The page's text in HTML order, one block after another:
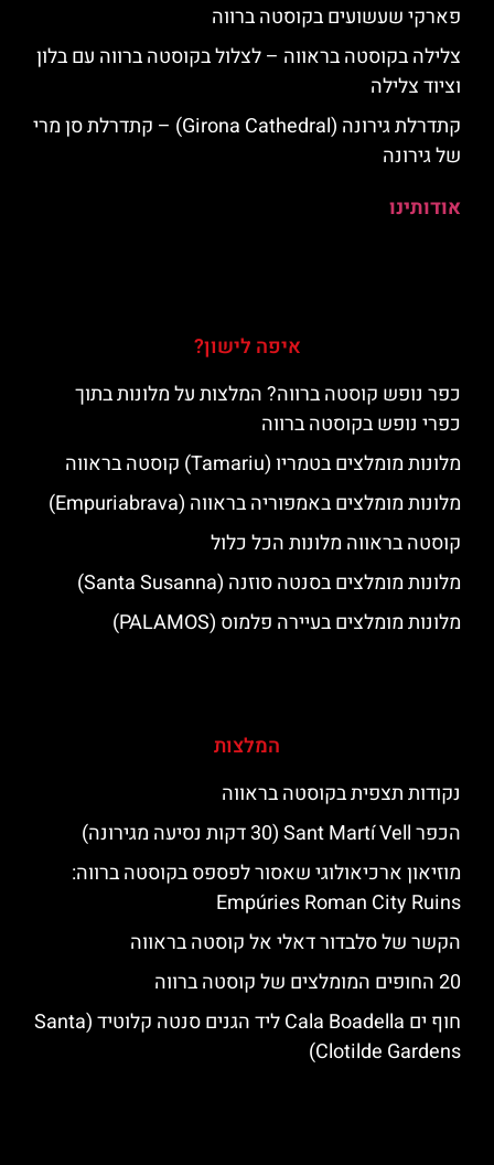
פארקי שעשועים בקוסטה ברווה
צלילה בקוסטה בראווה – לצלול בקוסטה ברווה עם בלון
וציוד צלילה
קתדרלת גירונה (Girona Cathedral) – קתדרלת סן מרי
של גירונה
אודותינו
איפה לישון?
כפר נופש קוסטה ברווה? המלצות על מלונות בתוך
כפרי נופש בקוסטה ברווה
מלונות מומלצים בטמריו (Tamariu) קוסטה בראווה
מלונות מומלצים באמפוריה בראווה (Empuriabrava)
קוסטה בראווה מלונות הכל כלול
מלונות מומלצים בסנטה סוזנה (Santa Susanna)
מלונות מומלצים בעיירה פלמוס (PALAMOS)
המלצות
נקודות תצפית בקוסטה בראווה
הכפר Sant Martí Vell (30 דקות נסיעה מגירונה)
מוזיאון ארכיאולוגי שאסור לפספס בקוסטה ברווה:
Empúries Roman City Ruins
הקשר של סלבדור דאלי אל קוסטה בראווה
20 החופים המומלצים של קוסטה ברווה
חוף ים Cala Boadella ליד הגנים סנטה קלוטיד (Santa
Clotilde Gardens)